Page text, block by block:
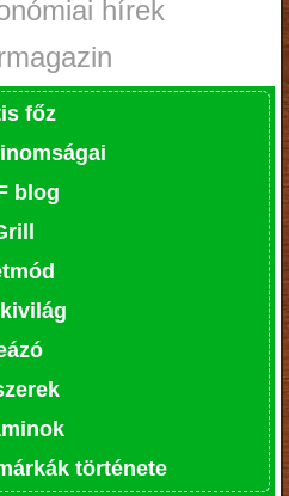
hírek
főz
blog
története